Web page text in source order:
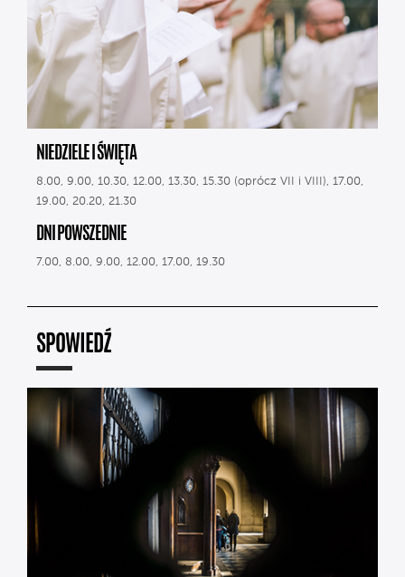
NIEDZIELE I ŚWIĘTA
8.00, 9.00, 10.30, 12.00, 13.30, 15.30 (oprócz VII i VIII), 17.00,
19.00, 20.20, 21.30
DNI POWSZEDNIE
7.00, 8.00, 9.00, 12.00, 17.00, 19.30
SPOWIEDŹ